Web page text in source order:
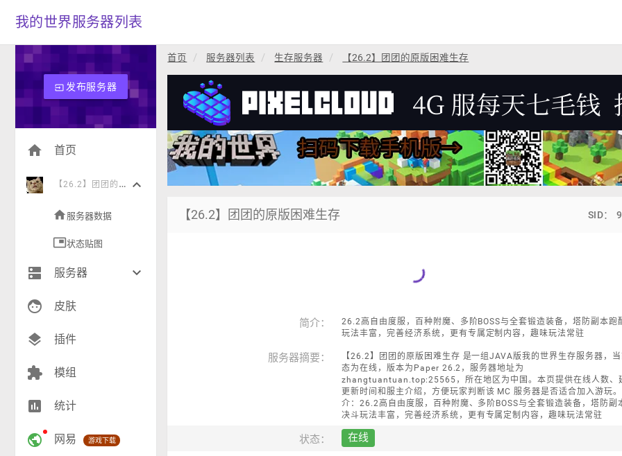
我的世界服务器列表
input发布服务器
home 首页
【
26.2】团团的原版困难生存 keyboard_arrow_down
home 服务器数据
picture_in_picture状态贴图
dns 服务器 keyboard_arrow_down
生存(245)
创造(10)
RPG(193)
小游戏(17)
face 皮肤
layers 插件
extension 模组
insert_chart 统计
public 网易 游戏下载
首页 服务器列表 生存服务器 【26.2】团团的原版困难生存
【26.2】团团的原版困难生存 SID：
简介：
26.2高自由度服，百种附魔、多阶BOSS与全套锻造装备，塔防副本跑
玩法丰富，完善经济系统，更有专属定制内容，趣味玩法常驻
服务器摘要：
【26.2】团团的原版困难生存 是一组JAVA版我的世界生存服务器，
态为在线，版本为Paper 26.2，服务器地址为
zhangtuantuan.top:25565，所在地区为中国。本页提供在线人数、
更新时间和服主介绍，方便玩家判断该 MC 服务器是否适合加入游玩
介：26.2高自由度服，百种附魔、多阶BOSS与全套锻造装备，塔防副
决斗玩法丰富，完善经济系统，更有专属定制内容，趣味玩法常驻
状态： 在线